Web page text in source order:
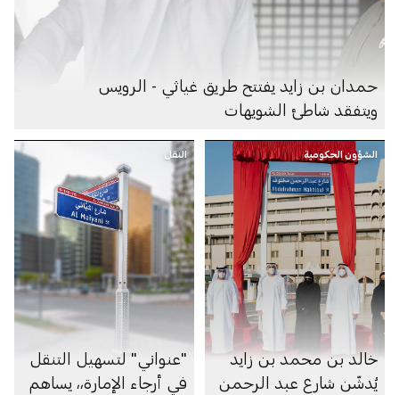
حمدان بن زايد يفتتح طريق غياثي - الرويس
ويتفقد شاطئ الشويهات
الشؤون الحكومية
خالد بن محمد بن زايد
يُدشّن شارع عبد الرحمن
النقل
"عنواني" لتسهيل التنقل
في أرجاء الإمارة،، يساهم